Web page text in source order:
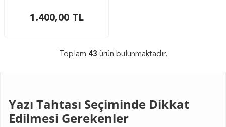
1.400,00TL
Toplam 43 ürün bulunmaktadır.
Yazı Tahtası Seçiminde Dikkat
Edilmesi Gerekenler